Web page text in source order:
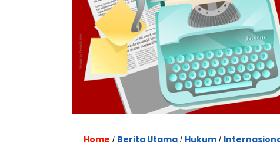
Home / Berita Utama / Hukum /